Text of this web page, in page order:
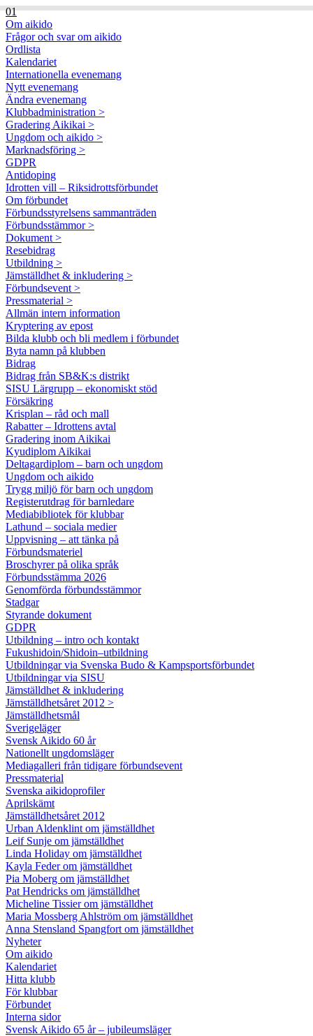
01
Om aikido
Frågor och svar om aikido
Ordlista
Kalendariet
Internationella evenemang
Nytt evenemang
Ändra evenemang
Klubbadministration >
Gradering Aikikai >
Ungdom och aikido >
Marknadsföring >
GDPR
Antidoping
Idrotten vill – Riksidrottsförbundet
Om förbundet
Förbundsstyrelsens sammanträden
Förbundsstämmor >
Dokument >
Resebidrag
Utbildning >
Jämställdhet & inkludering >
Förbundsevent >
Pressmaterial >
Allmän intern information
Kryptering av epost
Bilda klubb och bli medlem i förbundet
Byta namn på klubben
Bidrag
Bidrag från SB&K:s distrikt
SISU Lärgrupp – ekonomiskt stöd
Försäkring
Krisplan – råd och mall
Rabatter – Idrottens avtal
Gradering inom Aikikai
Kyudiplom Aikikai
Deltagardiplom – barn och ungdom
Ungdom och aikido
Trygg miljö för barn och ungdom
Registerutdrag för barnledare
Mediabibliotek för klubbar
Lathund – sociala medier
Uppvisning – att tänka på
Förbundsmateriel
Broschyrer på olika språk
Förbundsstämma 2026
Genomförda förbundsstämmor
Stadgar
Styrande dokument
GDPR
Utbildning – intro och kontakt
Fukushidoin/Shidoin–utbildning
Utbildningar via Svenska Budo & Kampsportsförbundet
Utbildningar via SISU
Jämställdhet & inkludering
Jämställdhetsåret 2012 >
Jämställdhetsmål
Sverigeläger
Svensk Aikido 60 år
Nationellt ungdomsläger
Mediagalleri från tidigare förbundsevent
Pressmaterial
Svenska aikidoprofiler
Aprilskämt
Jämställdhetsåret 2012
Urban Aldenklint om jämställdhet
Leif Sunje om jämställdhet
Linda Holiday om jämställdhet
Kayla Feder om jämställdhet
Pia Moberg om jämställdhet
Pat Hendricks om jämställdhet
Micheline Tissier om jämställdhet
Maria Mossberg Ahlström om jämställdhet
Anna Stensland Spangfort om jämställdhet
Nyheter
Om aikido
Kalendariet
Hitta klubb
För klubbar
Förbundet
Interna sidor
Svensk Aikido 65 år – jubileumsläger